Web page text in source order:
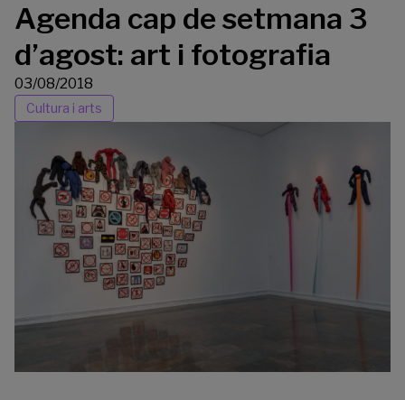
Agenda cap de setmana 3
d’agost: art i fotografia
03/08/2018
Cultura i arts